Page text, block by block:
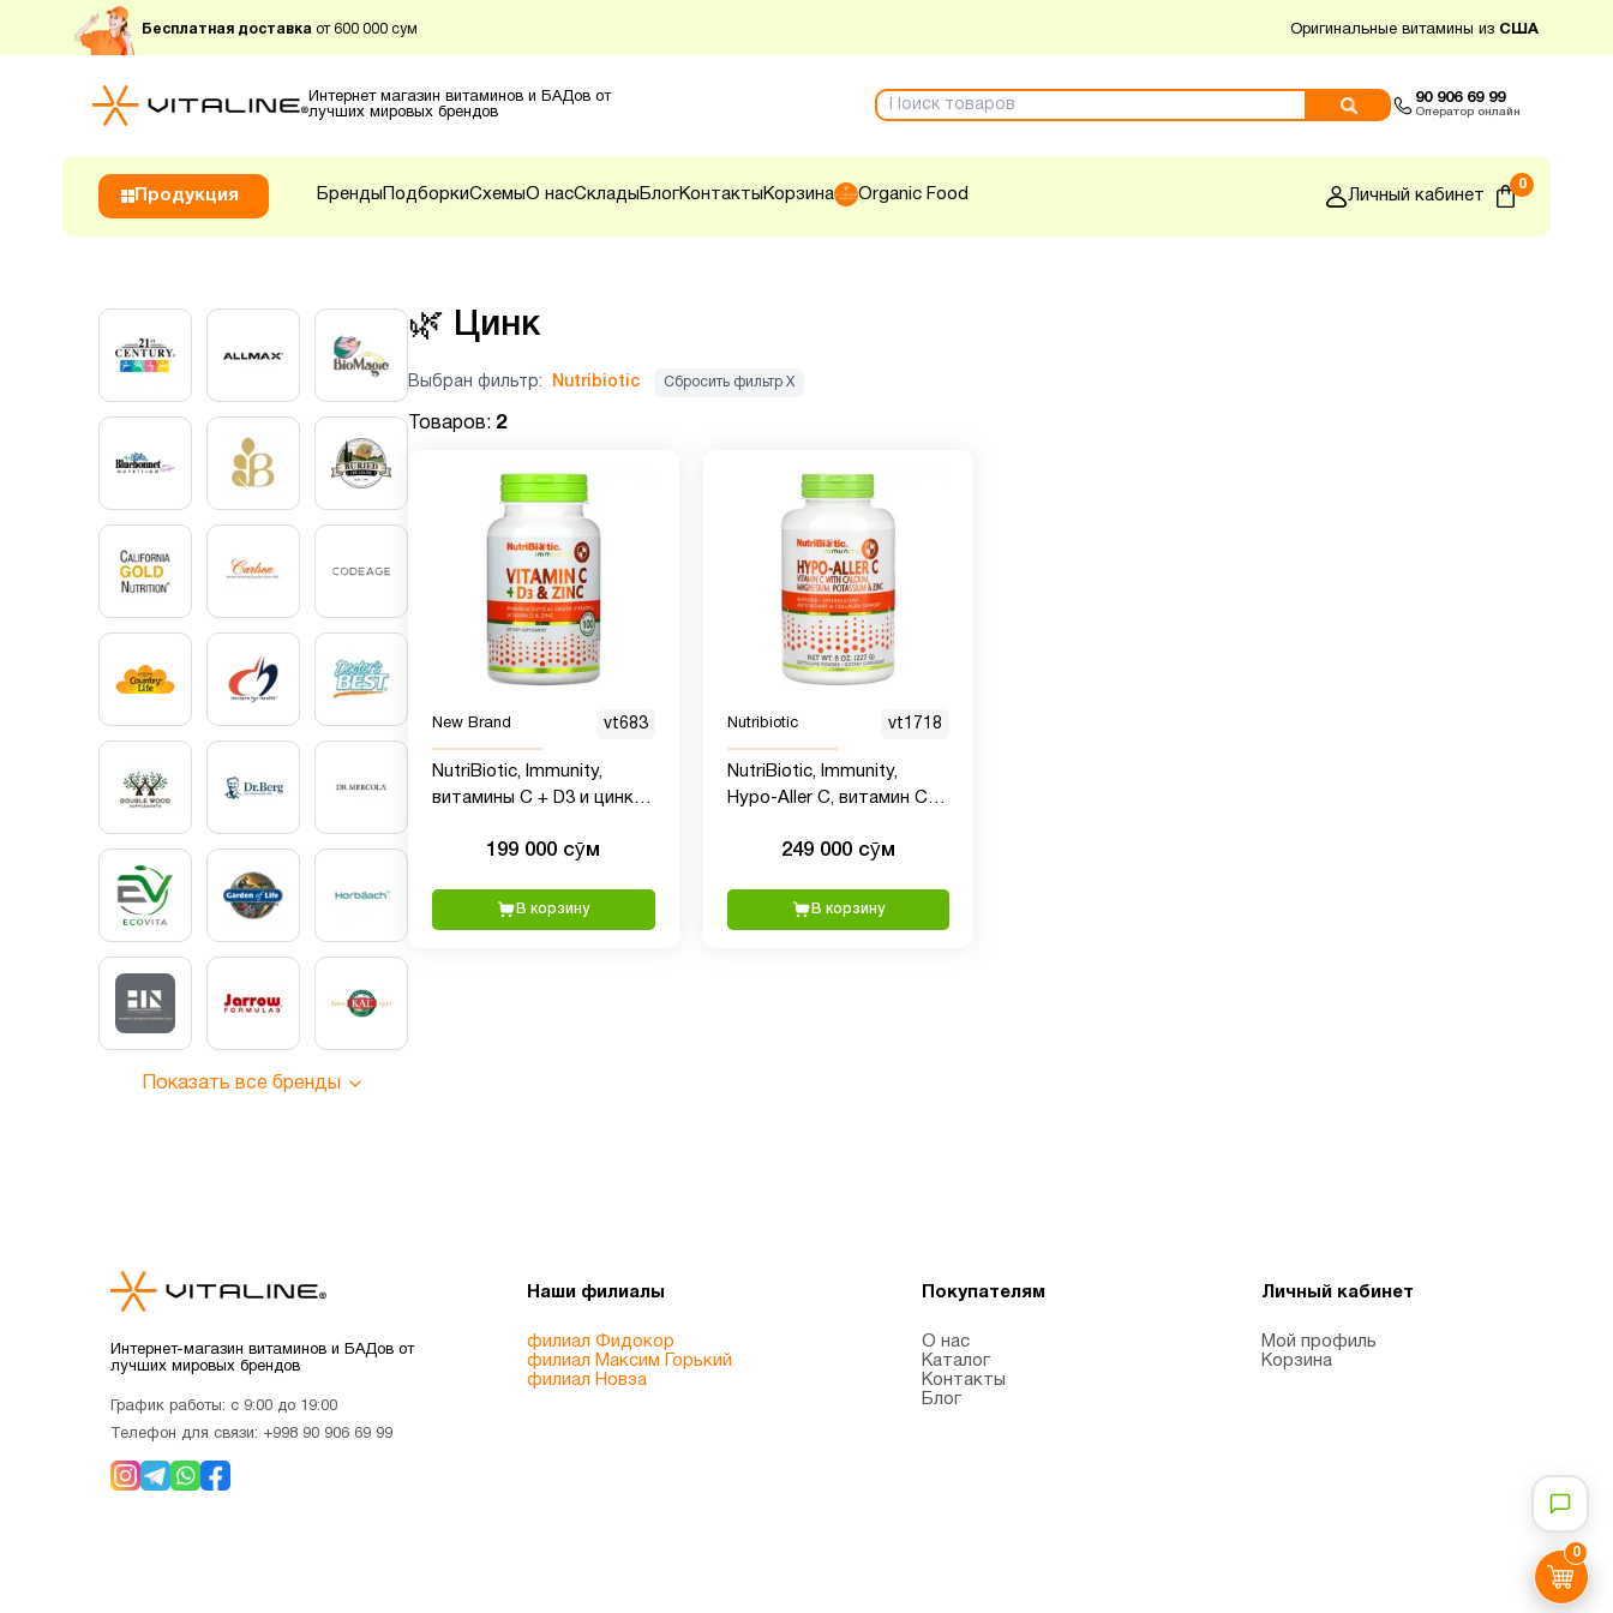
Бесплатная доставка от 600 000 сум Оригинальные витамины из США
Интернет магазин витаминов и БАДов от
лучших мировых брендов
90 906 69 99
Оператор онлайн
Продукция Бренды ПодборкиСхемыО насСклады БлогКонтакты Корзина Organic Food Личный кабинет
0
0
Показать все бренды
🌿 Цинк
Выбран фильтр: Nutribiotic Сбросить фильтр Х
Товаров: 2
New Brand vt683
NutriBiotic, Immunity,
витамины C + D3 и цинк,
199 000 сӯм
В корзину
Nutribiotic vt1718
NutriBiotic, Immunity,
Hypo-Aller C, витамин C с
калием и цинком, 227 г
249 000 сӯм
В корзину
Интернет-магазин витаминов и БАДов от
лучших мировых брендов
График работы: с 9:00 до 19:00
Телефон для связи: +998 90 906 69 99
Наши филиалы
филиал Фидокор
филиал Максим Горький
филиал Новза
Покупателям
О нас
Каталог
Контакты
Блог
Личный кабинет
Мой профиль
Корзина